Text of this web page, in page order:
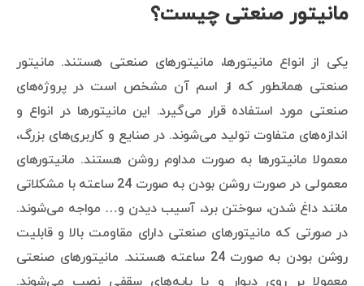
مانیتور صنعتی چیست؟
یکی از انواع مانیتورها، مانیتورهای صنعتی هستند. مانیتور
صنعتی همانطور که از اسم آن مشخص است در پروژه‌های
صنعتی مورد استفاده قرار می‌گیرد. این مانیتورها در انواع و
اندازه‌های متفاوت تولید می‌شوند. در صنایع و کاربری‌های بزرگ،
معمولا مانیتورها به صورت مداوم روشن هستند. مانیتورهای
معمولی در صورت روشن بودن به صورت 24 ساعته با مشکلاتی
مانند داغ شدن، سوختن برد، آسیب دیدن و… مواجه می‌شوند.
در صورتی که مانیتورهای صنعتی دارای مقاومت بالا و قابلیت
روشن بودن به صورت 24 ساعته هستند. مانیتورهای صنعتی
معمولا بر روی دیوار و یا پایه‌های سقفی نصب می‌شوند.